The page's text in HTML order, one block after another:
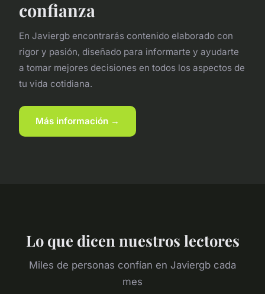
confianza
En Javiergb encontrarás contenido elaborado con
rigor y pasión, diseñado para informarte y ayudarte
a tomar mejores decisiones en todos los aspectos de
tu vida cotidiana.
Más información →
Lo que dicen nuestros lectores
Miles de personas confían en Javiergb cada
mes